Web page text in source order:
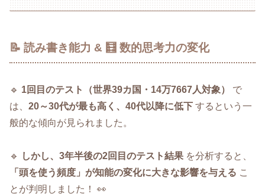
📝 読み書き能力 & 🧮 数的思考力の変化
🔹 1回目のテスト（世界39カ国・14万7667人対象）
で
は、 20～30代が最も高く、40代以降に低下 するという一
般的な傾向が見られました。
🔹 しかし、3年半後の2回目のテスト結果 を分析すると、
「頭を使う頻度」が知能の変化に大きな影響を与える こ
とが判明しました！ 👀